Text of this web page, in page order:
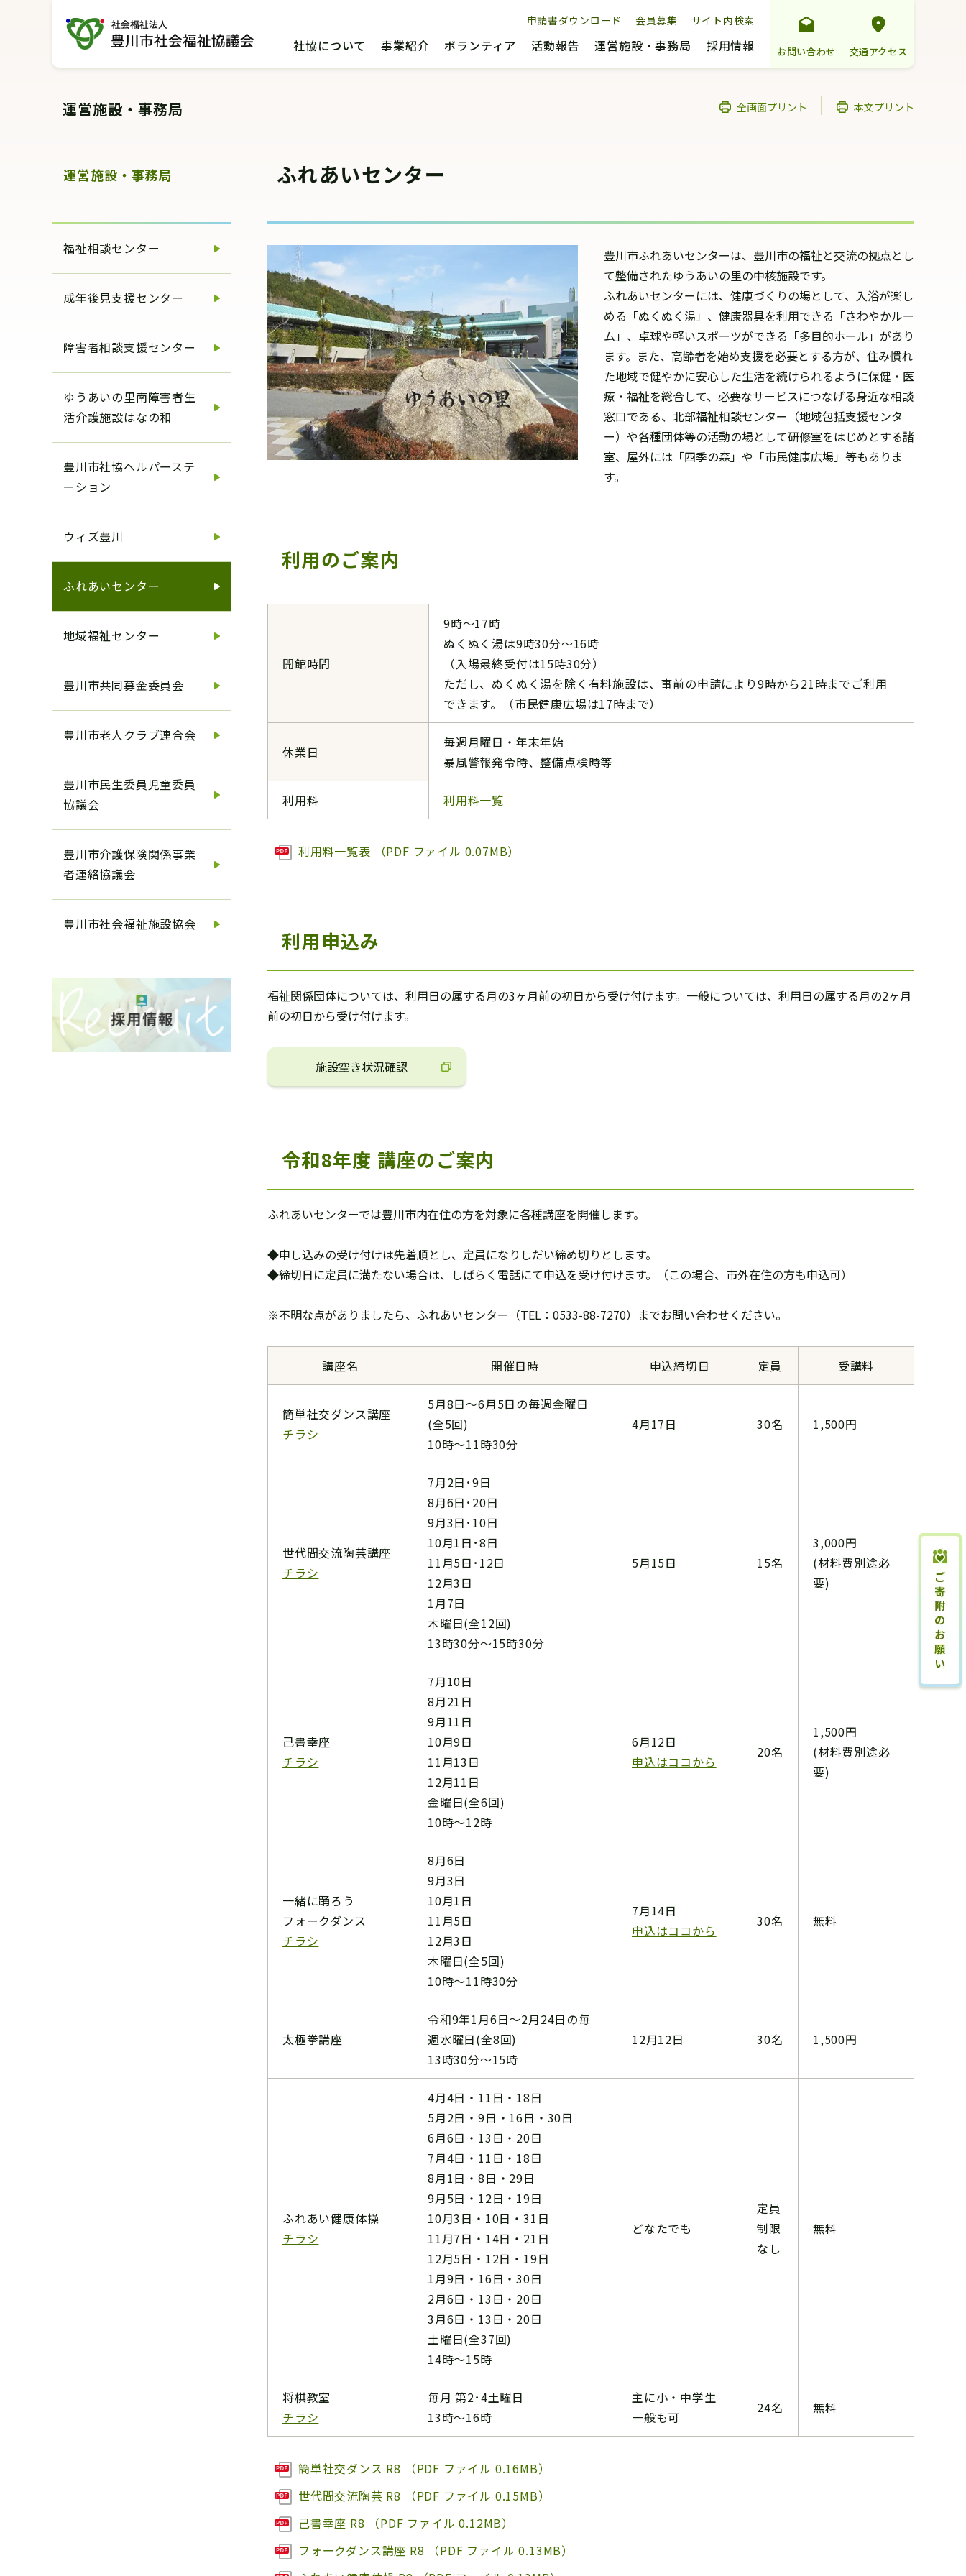
申請書ダウンロード 会員募集 サイト内検索
社協について 事業紹介 ボランティア 活動報告 運営施設・事務局 採用情報 お問い合わせ 交通アクセス
運営施設・事務局 全画面プリント 本文プリント
ふれあいセンター
豊川市ふれあいセンターは、豊川市の福祉と交流の拠点とし
て整備されたゆうあいの里の中核施設です。
ふれあいセンターには、健康づくりの場として、入浴が楽し
める「ぬくぬく湯」、健康器具を利用できる「さわやかルー
ム」、卓球や軽いスポーツができる「多目的ホール」があり
ます。また、高齢者を始め支援を必要とする方が、住み慣れ
た地域で健やかに安心した生活を続けられるように保健・医
療・福祉を総合して、必要なサービスにつなげる身近な相談
窓口である、北部福祉相談センター（地域包括支援センタ
ー）や各種団体等の活動の場として研修室をはじめとする諸
室、屋外には「四季の森」や「市民健康広場」等もありま
す。
利用のご案内
開館時間
9時～17時
ぬくぬく湯は9時30分～16時
（入場最終受付は15時30分）
ただし、ぬくぬく湯を除く有料施設は、事前の申請により9時から21時までご利用
できます。（市民健康広場は17時まで）
休業日
毎週月曜日・年末年始
暴風警報発令時、整備点検時等
利用料 利用料一覧
利用料一覧表 （PDF ファイル 0.07MB）
利用申込み
福祉関係団体については、利用日の属する月の3ヶ月前の初日から受け付けます。一般については、利用日の属する月の2ヶ月
前の初日から受け付けます。
施設空き状況確認
令和8年度 講座のご案内
ふれあいセンターでは豊川市内在住の方を対象に各種講座を開催します。
◆申し込みの受け付けは先着順とし、定員になりしだい締め切りとします。
◆締切日に定員に満たない場合は、しばらく電話にて申込を受け付けます。（この場合、市外在住の方も申込可）
※不明な点がありましたら、ふれあいセンター（TEL：0533-88-7270）までお問い合わせください。
講座名 開催日時 申込締切日 定員 受講料
簡単社交ダンス講座
チラシ
5月8日～6月5日の毎週金曜日
(全5回)
10時～11時30分
4月17日 30名 1,500円
世代間交流陶芸講座
チラシ
7月2日･9日
8月6日･20日
9月3日･10日
10月1日･8日
11月5日･12日
12月3日
1月7日
木曜日(全12回)
13時30分～15時30分
5月15日 15名
3,000円
(材料費別途必
要)
己書幸座
チラシ
7月10日
8月21日
9月11日
10月9日
11月13日
12月11日
金曜日(全6回)
10時～12時
6月12日
申込はココから
20名
1,500円
(材料費別途必
要)
一緒に踊ろう
フォークダンス
チラシ
8月6日
9月3日
10月1日
11月5日
12月3日
木曜日(全5回)
10時～11時30分
7月14日
申込はココから
30名 無料
太極拳講座
令和9年1月6日～2月24日の毎
週水曜日(全8回)
13時30分～15時
12月12日 30名 1,500円
ふれあい健康体操
チラシ
4月4日・11日・18日
5月2日・9日・16日・30日
6月6日・13日・20日
7月4日・11日・18日
8月1日・8日・29日
9月5日・12日・19日
10月3日・10日・31日
11月7日・14日・21日
12月5日・12日・19日
1月9日・16日・30日
2月6日・13日・20日
3月6日・13日・20日
土曜日(全37回)
14時～15時
どなたでも
定員
制限
なし
無料
将棋教室
チラシ
毎月 第2･4土曜日
13時～16時
主に小・中学生
一般も可
24名 無料
簡単社交ダンス R8 （PDF ファイル 0.16MB）
世代間交流陶芸 R8 （PDF ファイル 0.15MB）
己書幸座 R8 （PDF ファイル 0.12MB）
フォークダンス講座 R8 （PDF ファイル 0.13MB）
運営施設・事務局
福祉相談センター
成年後見支援センター
障害者相談支援センター
ゆうあいの里南障害者生
活介護施設はなの和
豊川市社協ヘルパーステ
ーション
ウィズ豊川
ふれあいセンター
地域福祉センター
豊川市共同募金委員会
豊川市老人クラブ連合会
豊川市民生委員児童委員
協議会
豊川市介護保険関係事業
者連絡協議会
豊川市社会福祉施設協会